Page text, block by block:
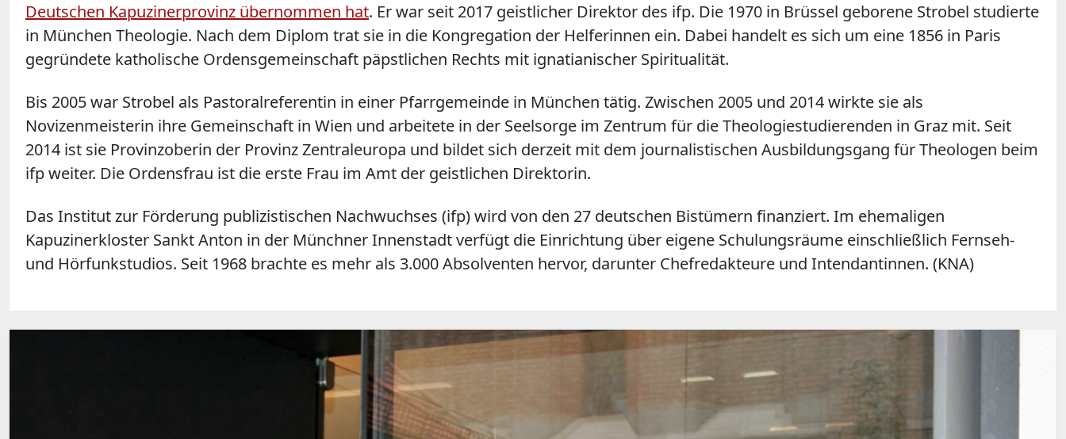
Deutschen Kapuzinerprovinz übernommen hat. Er war seit 2017 geistlicher Direktor des ifp. Die 1970 in Brüssel geborene Strobel studierte
in München Theologie. Nach dem Diplom trat sie in die Kongregation der Helferinnen ein. Dabei handelt es sich um eine 1856 in Paris
gegründete katholische Ordensgemeinschaft päpstlichen Rechts mit ignatianischer Spiritualität.
Bis 2005 war Strobel als Pastoralreferentin in einer Pfarrgemeinde in München tätig. Zwischen 2005 und 2014 wirkte sie als
Novizenmeisterin ihre Gemeinschaft in Wien und arbeitete in der Seelsorge im Zentrum für die Theologiestudierenden in Graz mit. Seit
2014 ist sie Provinzoberin der Provinz Zentraleuropa und bildet sich derzeit mit dem journalistischen Ausbildungsgang für Theologen beim
ifp weiter. Die Ordensfrau ist die erste Frau im Amt der geistlichen Direktorin.
Das Institut zur Förderung publizistischen Nachwuchses (ifp) wird von den 27 deutschen Bistümern finanziert. Im ehemaligen
Kapuzinerkloster Sankt Anton in der Münchner Innenstadt verfügt die Einrichtung über eigene Schulungsräume einschließlich Fernseh-
und Hörfunkstudios. Seit 1968 brachte es mehr als 3.000 Absolventen hervor, darunter Chefredakteure und Intendantinnen. (KNA)